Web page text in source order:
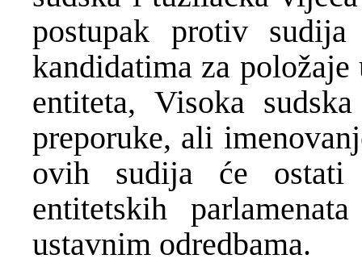
postupak protiv
kandidatima za
entiteta, Visoka
preporuke, ali
ovih sudija će ostati
entitetskih
ustavnim odredbama.